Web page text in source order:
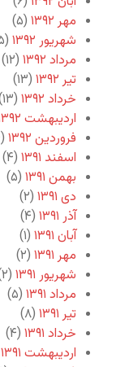
مهر ۱۳۹۲
(۵)
شهریور ۱۳۹۲
(۵)
مرداد ۱۳۹۲
(۱۲)
تیر ۱۳۹۲
(۱۳)
خرداد ۱۳۹۲
(۱۳)
اردیبهشت ۱۳۹۲
فروردین ۱۳۹۲
(۴)
اسفند ۱۳۹۱
(۴)
بهمن ۱۳۹۱
(۵)
دی ۱۳۹۱
(۲)
آذر ۱۳۹۱
(۴)
آبان ۱۳۹۱
(۱)
مهر ۱۳۹۱
(۲)
شهریور ۱۳۹۱
(۲)
مرداد ۱۳۹۱
(۵)
تیر ۱۳۹۱
(۸)
خرداد ۱۳۹۱
(۴)
اردیبهشت ۱۳۹۱